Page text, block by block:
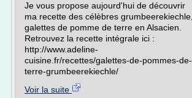
Je vous propose aujourd'hui de découvrir
ma recette des célèbres grumbeerekiechle,
galettes de pomme de terre en Alsacien.
Retrouvez la recette intégrale ici :
http://www.adeline-
cuisine.fr/recettes/galettes-de-pommes-de-
terre-grumbeerekiechle/
Voir la suite